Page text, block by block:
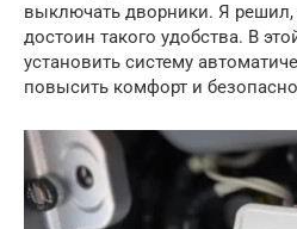
выключать дворники. Я решил,
достоин такого удобства. В
установить систему
повысить комфорт и